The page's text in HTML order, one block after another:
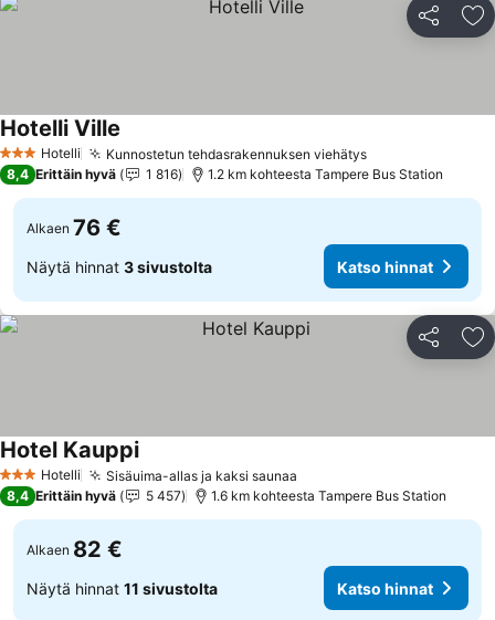
Jaa
3 Tähtiluokitus
Hotelli Kunnostetun tehdasrakennuksen viehätys
Hotelli Ville
8,4 Erittäin hyvä 1 816 1.2 km kohteesta Tampere Bus Station
Alkaen 76 €
Näytä hinnat 3 sivustolta Katso hinnat
Jaa
3 Tähtiluokitus
Hotelli Sisäuima-allas ja kaksi saunaa
Hotel Kauppi
8,4 Erittäin hyvä 5 457 1.6 km kohteesta Tampere Bus Station
Alkaen 82 €
Näytä hinnat 11 sivustolta Katso hinnat